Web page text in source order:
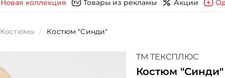
Новая коллекция Товары из рекламы Акции
Костюмы Костюм "Синди"
ТМ ТЕКСПЛЮС
Костюм "Синди"